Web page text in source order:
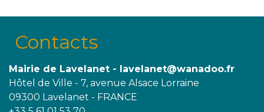
Contacts
Mairie de Lavelanet - lavelanet@wanadoo.fr
Hôtel de Ville - 7, avenue Alsace Lorraine
09300 Lavelanet - FRANCE